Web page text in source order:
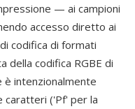
— ai campioni
accesso diretto ai
codifica di formati
della codifica RGBE di
è intenzionalmente
caratteri ('Pf' per la